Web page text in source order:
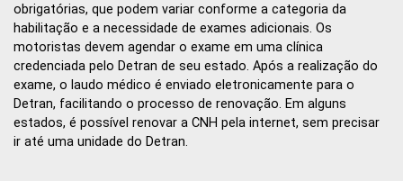
obrigatórias, que podem variar conforme a categoria da
habilitação e a necessidade de exames adicionais. Os
motoristas devem agendar o exame em uma clínica
credenciada pelo Detran de seu estado. Após a realização do
exame, o laudo médico é enviado eletronicamente para o
Detran, facilitando o processo de renovação. Em alguns
estados, é possível renovar a CNH pela internet, sem precisar
ir até uma unidade do Detran.